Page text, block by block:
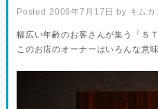
Posted 2009年7月17日 by キムカ
幅広い年齢のお客さんが集う「Ｓ
このお店のオーナーはいろんな意